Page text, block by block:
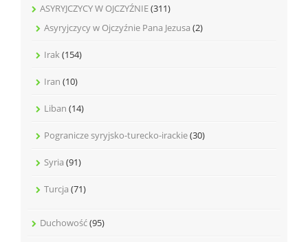
ASYRYJCZYCY W OJCZYŹNIE(311)
Asyryjczycy w Ojczyźnie Pana Jezusa (2)
Irak(154)
Iran (10)
Liban (14)
Pogranicze syryjsko-turecko-irackie(30)
Syria (91)
Turcja (71)
Duchowość(95)